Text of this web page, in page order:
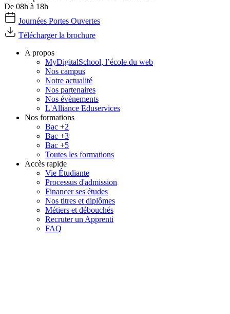
De 08h à 18h
Journées Portes Ouvertes
Télécharger la brochure
A propos
MyDigitalSchool, l’école du web
Nos campus
Notre actualité
Nos partenaires
Nos évènements
L'Alliance Eduservices
Nos formations
Bac +2
Bac +3
Bac +5
Toutes les formations
Accès rapide
Vie Étudiante
Processus d'admission
Financer ses études
Nos titres et diplômes
Métiers et débouchés
Recruter un Apprenti
FAQ